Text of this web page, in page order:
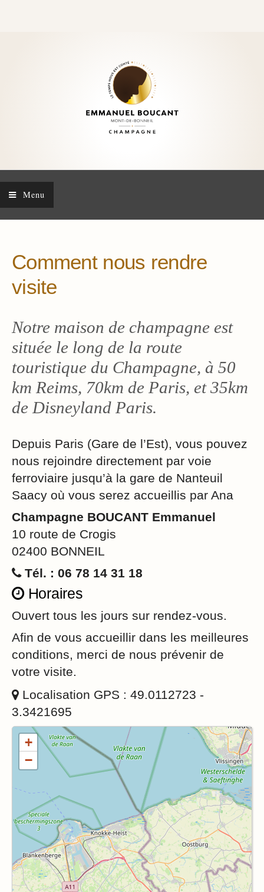
Menu
Comment nous rendre
visite
Notre maison de champagne est
située le long de la route
touristique du Champagne, à 50
km Reims, 70km de Paris, et 35km
de Disneyland Paris.
Depuis Paris (Gare de l’Est), vous pouvez
nous rejoindre directement par voie
ferroviaire jusqu’à la gare de Nanteuil
Saacy où vous serez accueillis par Ana
Champagne BOUCANT Emmanuel
10 route de Crogis
02400 BONNEIL
Tél. : 06 78 14 31 18
Horaires
Ouvert tous les jours sur rendez-vous.
Afin de vous accueillir dans les meilleures
conditions, merci de nous prévenir de
votre visite.
Localisation GPS : 49.0112723 -
3.3421695
+
−